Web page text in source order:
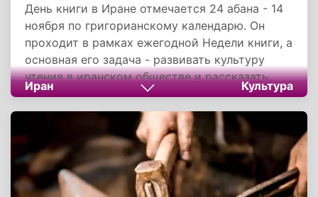
День книги в Иране отмечается 24 абана - 14
ноября по григорианскому календарю. Он
проходит в рамках ежегодной Недели книги, а
основная его задача - развивать культуру
чтения в иранском обществе и рассказать
миру об иранской культуре.
Иран Культура